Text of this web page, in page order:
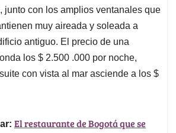
junto con los amplios ventanales que
muy aireada y soleada a
antiguo. El precio de una
los $ 2.500 .000 por noche,
con vista al mar asciende a los $
El restaurante de Bogotá que se